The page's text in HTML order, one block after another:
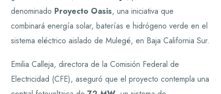
denominado Proyecto Oasis, una iniciativa que
combinará energía solar, baterías e hidrógeno verde en el
sistema eléctrico aislado de Mulegé, en Baja California Sur.
Emilia Calleja, directora de la Comisión Federal de
Electricidad (CFE), aseguró que el proyecto contempla una